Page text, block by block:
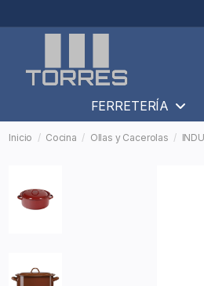
FERRETERÍA
Inicio Cocina Ollas y Cacerolas